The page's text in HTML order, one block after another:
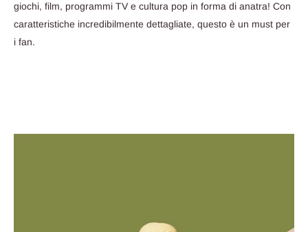
giochi, film, programmi TV e cultura pop in forma di anatra! Con
caratteristiche incredibilmente dettagliate, questo è un must per
i fan.